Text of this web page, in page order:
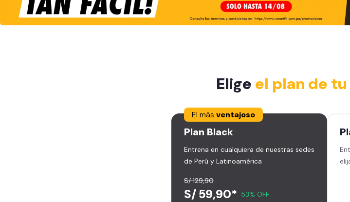
Elige el plan de
El más ventajoso
Plan Black
Entrena en cualquiera de nuestras sedes
de Perú y Latinoamérica
S/ 129,90
S/ 59,90* 53% OFF